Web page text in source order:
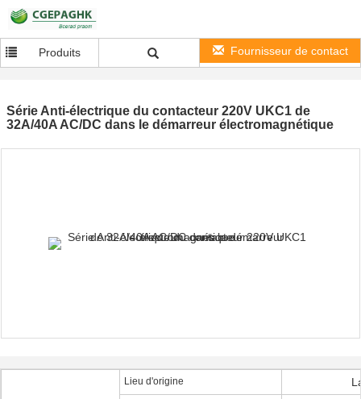
Produits Fournisseur de contact
Série Anti-électrique du contacteur 220V UKC1 de
32A/40A AC/DC dans le démarreur électromagnétique
Lieu d'origine